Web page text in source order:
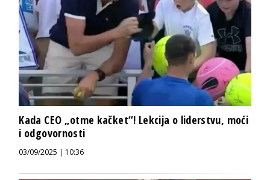
Kada CEO „otme kačket“! Lekcija o liderstvu, moći
i odgovornosti
03/09/2025 | 10:36